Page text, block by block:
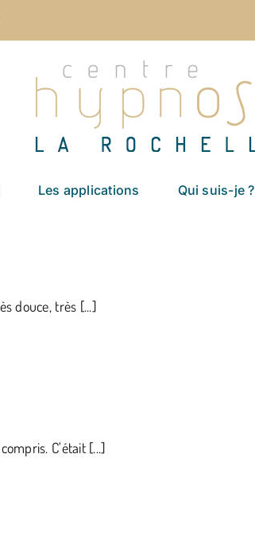
Les applications Qui suis-je ?
douce, très [...]
C'était [...]